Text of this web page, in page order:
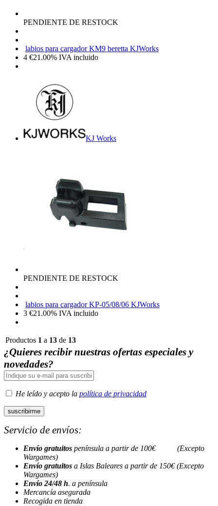
PENDIENTE DE RESTOCK
labios para cargador KM9 beretta KJWorks
4 €21.00% IVA incluido
KJ Works
PENDIENTE DE RESTOCK
labios para cargador KP-05/08/06 KJWorks
3 €21.00% IVA incluido
Productos 1 a 13 de 13
¿Quieres recibir nuestras ofertas especiales y
novedades?
He leído y acepto la política de privacidad
Servicio de envíos:
Envío gratuitos península a partir de 100€ (Excepto
Wargames)
Envío gratuitos a Islas Baleares a partir de 150€ (Excepto
Wargames)
Envío 24/48 h. a península
Mercancía asegurada
Recogida en tienda